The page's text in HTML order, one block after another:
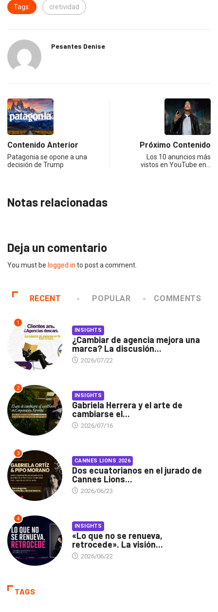
Tags: cretividad
Pesantes Denise
Contenido Anterior
Patagonia se opone a una
decisión de Trump
Próximo Contenido
Los 10 anuncios más
vistos en YouTube en…
Notas relacionadas
Deja un comentario
You must be logged in to post a comment.
RECENT POPULAR COMMENTS
1
INSIGHTS
¿Cambiar de agencia mejora una
marca? La discusión...
2026/07/22
2
INSIGHTS
Gabriela Herrera y el arte de
cambiarse el...
2026/07/16
3
CANNES LIONS 2026
Dos ecuatorianos en el jurado de
Cannes Lions...
2026/06/23
4
INSIGHTS
«Lo que no se renueva,
retrocede». La visión...
2026/06/22
TAGS